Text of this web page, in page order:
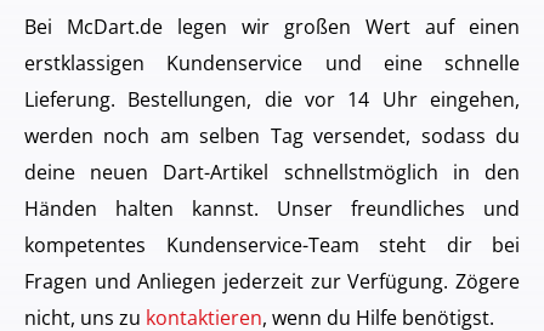
Bei McDart.de legen wir großen Wert auf einen
erstklassigen Kundenservice und eine schnelle
Lieferung. Bestellungen, die vor 14 Uhr eingehen,
werden noch am selben Tag versendet, sodass du
deine neuen Dart-Artikel schnellstmöglich in den
Händen halten kannst. Unser freundliches und
kompetentes Kundenservice-Team steht dir bei
Fragen und Anliegen jederzeit zur Verfügung. Zögere
nicht, uns zu kontaktieren, wenn du Hilfe benötigst.